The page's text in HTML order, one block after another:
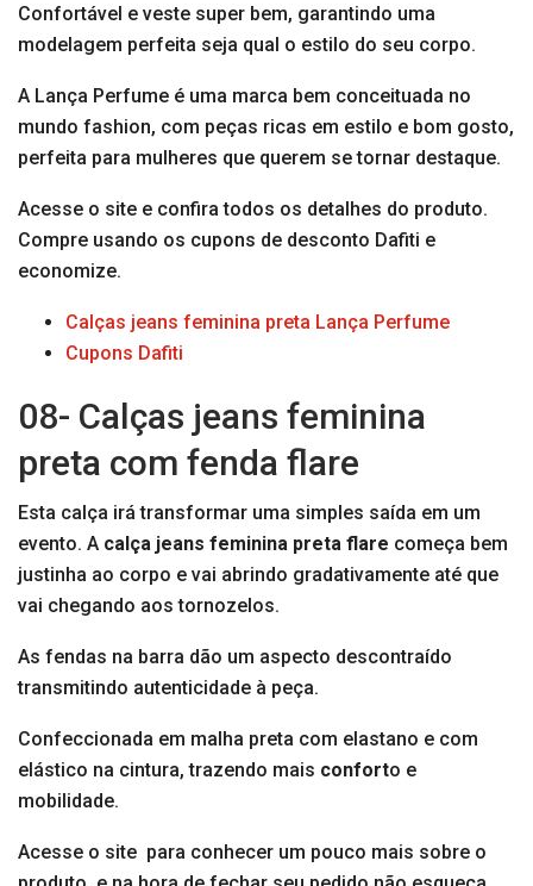
Confortável e veste super bem, garantindo uma
modelagem perfeita seja qual o estilo do seu corpo.
A Lança Perfume é uma marca bem conceituada no
mundo fashion, com peças ricas em estilo e bom gosto,
perfeita para mulheres que querem se tornar destaque.
Acesse o site e confira todos os detalhes do produto.
Compre usando os cupons de desconto Dafiti e
economize.
Calças jeans feminina preta Lança Perfume
Cupons Dafiti
08- Calças jeans feminina
preta com fenda flare
Esta calça irá transformar uma simples saída em um
evento. A calça jeans feminina preta flare começa bem
justinha ao corpo e vai abrindo gradativamente até que
vai chegando aos tornozelos.
As fendas na barra dão um aspecto descontraído
transmitindo autenticidade à peça.
Confeccionada em malha preta com elastano e com
elástico na cintura, trazendo mais conforto e
mobilidade.
Acesse o site para conhecer um pouco mais sobre o